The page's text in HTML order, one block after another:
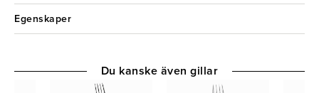
Egenskaper
Du kanske även gillar